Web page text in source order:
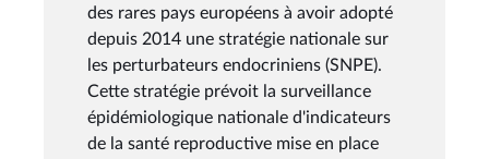
des rares pays européens à avoir adopté
depuis 2014 une stratégie nationale sur
les perturbateurs endocriniens (SNPE).
Cette stratégie prévoit la surveillance
épidémiologique nationale d'indicateurs
de la santé reproductive mise en place